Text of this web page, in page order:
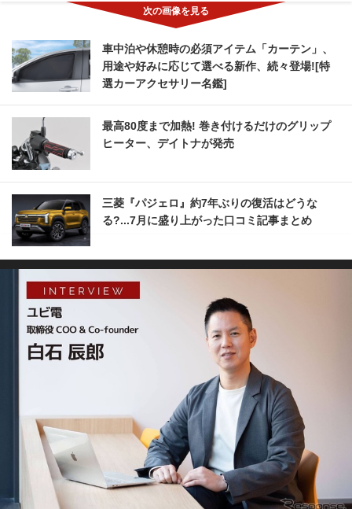
車中泊や休憩時の必須アイテム「カーテン」、
用途や好みに応じて選べる新作、続々登場![特
選カーアクセサリー名鑑]
最高80度まで加熱! 巻き付けるだけのグリップ
ヒーター、デイトナが発売
三菱『パジェロ』約7年ぶりの復活はどうな
る?...7月に盛り上がった口コミ記事まとめ